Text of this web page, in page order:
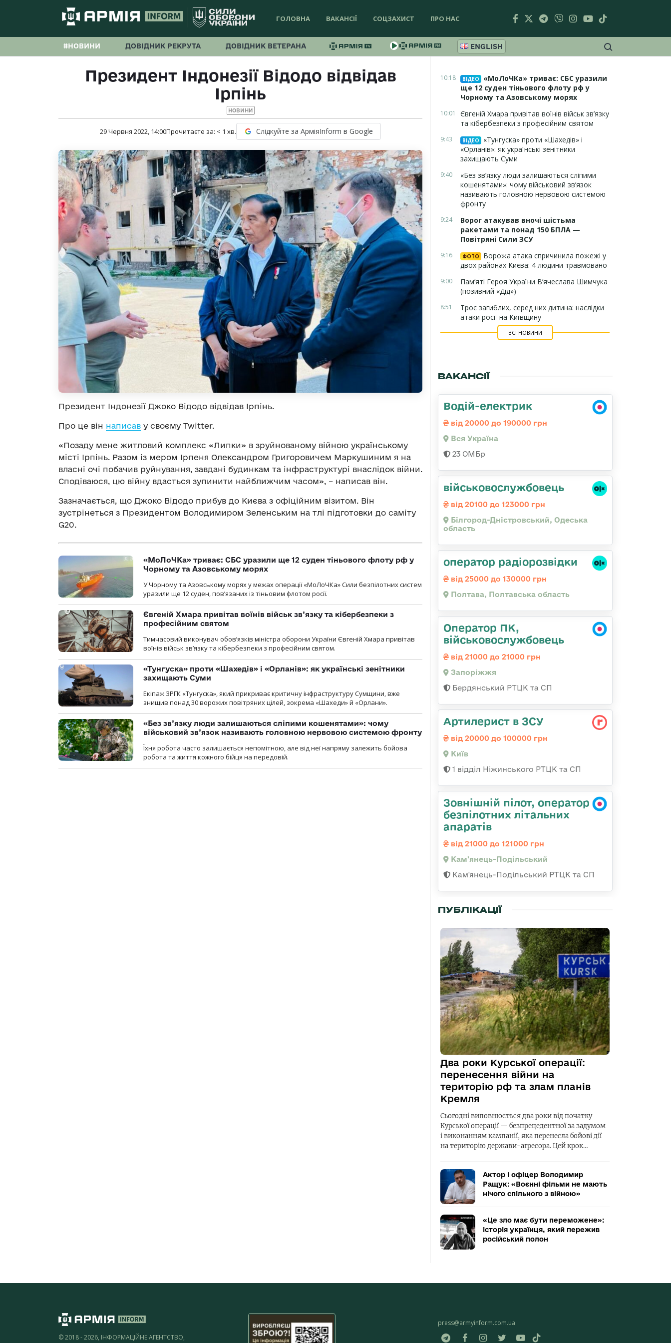
ГОЛОВНА ВАКАНСІЇ СОЦЗАХИСТ ПРО НАС
#НОВИНИ ДОВІДНИК РЕКРУТА ДОВІДНИК ВЕТЕРАНА ENGLISH
Президент Індонезії Відодо відвідав
Ірпінь
НОВИНИ
29 Червня 2022, 14:00Прочитаєте за: < 1 хв. Слідкуйте за АрміяInform в Google
Президент Індонезії Джоко Відодо відвідав Ірпінь.
Про це він написав у своєму Twitter.
«Позаду мене житловий комплекс «Липки» в зруйнованому війною українському
місті Ірпінь. Разом із мером Ірпеня Олександром Григоровичем Маркушиним я на
власні очі побачив руйнування, завдані будинкам та інфраструктурі внаслідок війни.
Сподіваюся, цю війну вдасться зупинити найближчим часом», – написав він.
Зазначається, що Джоко Відодо прибув до Києва з офіційним візитом. Він
зустрінеться з Президентом Володимиром Зеленським на тлі підготовки до саміту
G20.
«МоЛоЧКа» триває: СБС уразили ще 12 суден тіньового флоту рф у
Чорному та Азовському морях
У Чорному та Азовському морях у межах операції «МоЛоЧКа» Сили безпілотних систем
уразили ще 12 суден, пов’язаних із тіньовим флотом росії.
Євгеній Хмара привітав воїнів військ зв’язку та кібербезпеки з
професійним святом
Тимчасовий виконувач обов’язків міністра оборони України Євгеній Хмара привітав
воїнів військ зв’язку та кібербезпеки з професійним святом.
«Тунгуска» проти «Шахедів» і «Орланів»: як українські зенітники
захищають Суми
Екіпаж ЗРГК «Тунгуска», який прикриває критичну інфраструктуру Сумщини, вже
знищив понад 30 ворожих повітряних цілей, зокрема «Шахеди» й «Орлани».
«Без зв’язку люди залишаються сліпими кошенятами»: чому
військовий зв’язок називають головною нервовою системою фронту
Їхня робота часто залишається непомітною, але від неї напряму залежить бойова
робота та життя кожного бійця на передовій.
10:18 ВІДЕО
«МоЛоЧКа» триває: СБС уразили
ще 12 суден тіньового флоту рф у
Чорному та Азовському морях
10:01
Євгеній Хмара привітав воїнів військ зв’язку
та кібербезпеки з професійним святом
9:43 ВІДЕО
«Тунгуска» проти «Шахедів» і
«Орланів»: як українські зенітники
захищають Суми
9:40
«Без зв’язку люди залишаються сліпими
кошенятами»: чому військовий зв’язок
називають головною нервовою системою
фронту
9:24
Ворог атакував вночі шістьма
ракетами та понад 150 БПЛА —
Повітряні Сили ЗСУ
9:16 ФОТО
Ворожа атака спричинила пожежі у
двох районах Києва: 4 людини травмовано
9:00
Пам’яті Героя України В’ячеслава Шимчука
(позивний «Дід»)
8:51
Троє загиблих, серед них дитина: наслідки
атаки росії на Київщину
ВСІ НОВИНИ
ВАКАНСІЇ
Водій-електрик
від 20000 до 190000 грн
Вся Україна
23 ОМБр
військовослужбовець
від 20100 до 123000 грн
Білгород-Дністровський, Одеська
область
оператор радіорозвідки
від 25000 до 130000 грн
Полтава, Полтавська область
Оператор ПК,
військовослужбовець
від 21000 до 21000 грн
Запоріжжя
Бердянський РТЦК та СП
Артилерист в ЗСУ
від 20000 до 100000 грн
Київ
1 відділ Ніжинського РТЦК та СП
Зовнішній пілот, оператор
безпілотних літальних
апаратів
від 21000 до 121000 грн
Кам'янець-Подільський
Кам'янець-Подільський РТЦК та СП
ПУБЛІКАЦІЇ
Два роки Курської операції:
перенесення війни на
територію рф та злам планів
Кремля
Сьогодні виповнюється два роки від початку
Курської операції — безпрецедентної за задумом
і виконанням кампанії, яка перенесла бойові дії
на територію держави-агресора. Цей крок…
Актор і офіцер Володимир
Ращук: «Воєнні фільми не мають
нічого спільного з війною»
«Це зло має бути переможене»:
історія українця, який пережив
російський полон
© 2018 - 2026, ІНФОРМАЦІЙНЕ АГЕНТСТВО,
press@armyinform.com.ua